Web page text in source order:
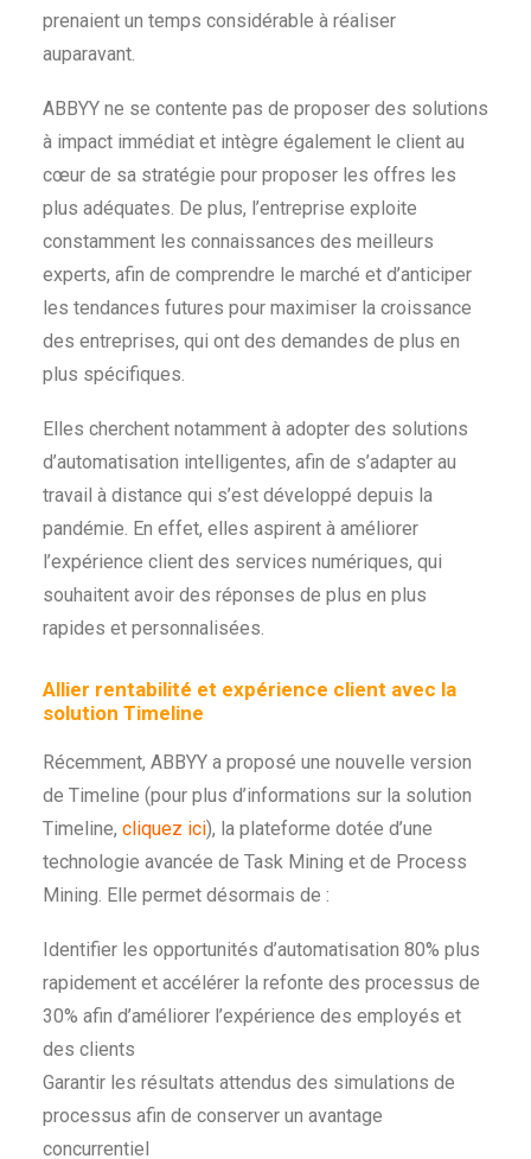
prenaient un temps considérable à réaliser
auparavant.
ABBYY ne se contente pas de proposer des solutions
à impact immédiat et intègre également le client au
cœur de sa stratégie pour proposer les offres les
plus adéquates. De plus, l’entreprise exploite
constamment les connaissances des meilleurs
experts, afin de comprendre le marché et d’anticiper
les tendances futures pour maximiser la croissance
des entreprises, qui ont des demandes de plus en
plus spécifiques.
Elles cherchent notamment à adopter des solutions
d’automatisation intelligentes, afin de s’adapter au
travail à distance qui s’est développé depuis la
pandémie. En effet, elles aspirent à améliorer
l’expérience client des services numériques, qui
souhaitent avoir des réponses de plus en plus
rapides et personnalisées.
Allier rentabilité et expérience client avec la
solution Timeline
Récemment, ABBYY a proposé une nouvelle version
de Timeline (pour plus d’informations sur la solution
Timeline, cliquez ici), la plateforme dotée d’une
technologie avancée de Task Mining et de Process
Mining. Elle permet désormais de :
Identifier les opportunités d’automatisation 80% plus
rapidement et accélérer la refonte des processus de
30% afin d’améliorer l’expérience des employés et
des clients
Garantir les résultats attendus des simulations de
processus afin de conserver un avantage
concurrentiel